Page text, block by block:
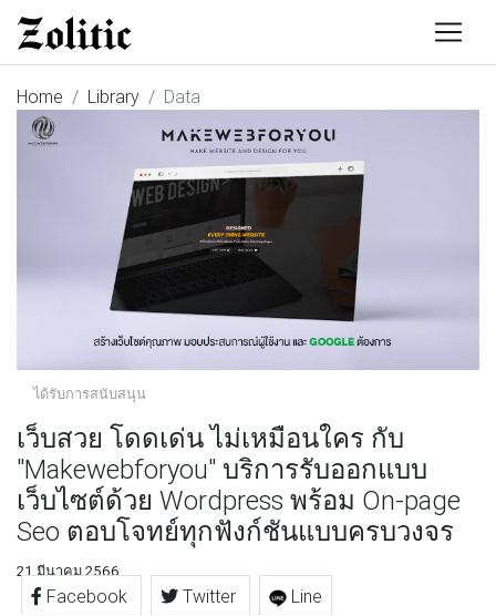
Home Library Data
ได้รับการสนับสนุน
เว็บสวย โดดเด่น ไม่เหมือนใคร กับ
"Makewebforyou" บริการรับออกแบบ
เว็บไซต์ด้วย Wordpress พร้อม On-page
Seo ตอบโจทย์ทุกฟังก์ชันแบบครบวงจร
21 มีนาคม 2566
Facebook Twitter Line